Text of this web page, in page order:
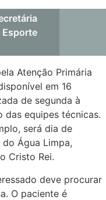
Esporte
Atenção Primária
em 16
de segunda à
das equipes técnicas.
será dia de
do Água Limpa,
Cristo Rei.
deve procurar
O paciente é